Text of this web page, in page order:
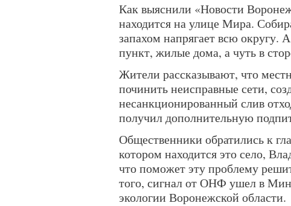
Как выяснили «Новости
находится на улице Мира.
запахом напрягает всю
пункт, жилые дома, а чуть в
Жители рассказывают, что
починить неисправные сети,
несанкционированный слив
получил дополнительную
Общественники обратились к
котором находится это село,
что поможет эту проблему
того, сигнал от ОНФ ушел в
экологии Воронежской области.